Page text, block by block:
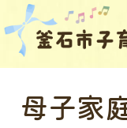
母子家